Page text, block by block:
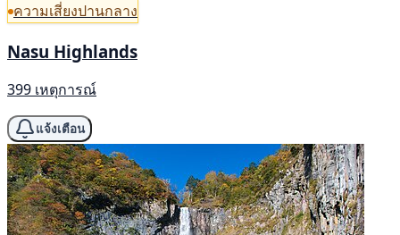
ความเสี่ยงปานกลาง
Nasu Highlands
399 เหตุการณ์
แจ้งเตือน